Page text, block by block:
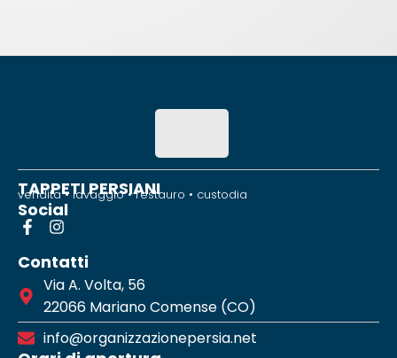
TAPPETI PERSIANI
vendita • lavaggio • restauro • custodia
Social
Contatti
Via A. Volta, 56
22066 Mariano Comense (CO)
info@organizzazionepersia.net